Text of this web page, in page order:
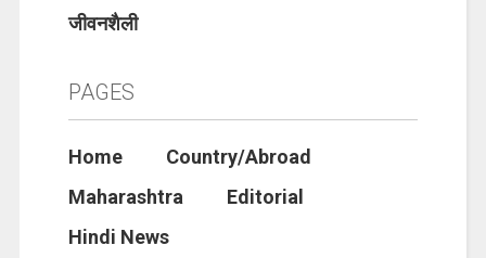
जीवनशैली
PAGES
Home
Country/Abroad
Maharashtra
Editorial
Hindi News